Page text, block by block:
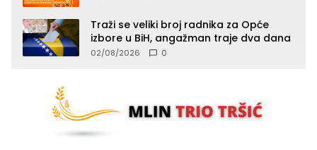
Traži se veliki broj radnika za Opće
izbore u BiH, angažman traje dva dana
02/08/2026 0